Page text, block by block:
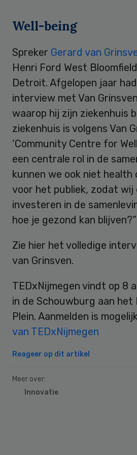
Well-being
Spreker Gerard van
Henri Ford West
Detroit. Afgelopen jaar
interview met Van
waarop hij zijn ziekenhuis
ziekenhuis is volgens Van
‘Community Centre for
een centrale rol in de
kunnen we ook niet health
voor het publiek, zodat wij
investeren in de
hoe je gezond kan blijven?”
Zie hier het volledige
van Grinsven.
TEDxNijmegen vindt op 8
in de Schouwburg aan het
Plein. Aanmelden is
van TEDxNijmegen
Reageer op dit artikel
Meer over:
Innovatie